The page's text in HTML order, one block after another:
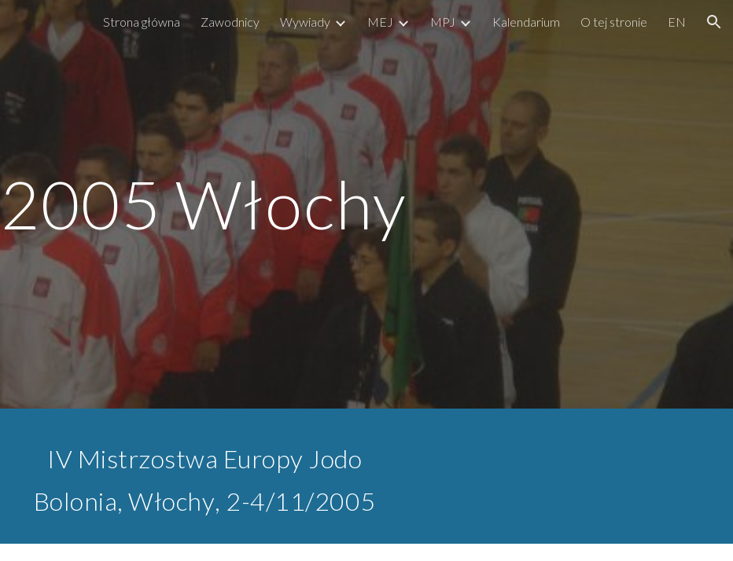
Skip to main content Skip to navigation
Strona główna Zawodnicy Wywiady MEJ MPJ Kalendarium O tej stronie EN
2005Włochy
IV Mistrzostwa Europy Jodo
Bolonia, Włochy, 2-4/11/2005